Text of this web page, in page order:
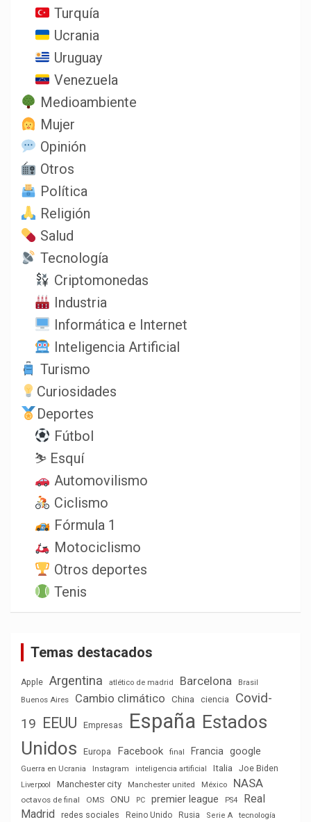
Turquía
Ucrania
Uruguay
Venezuela
Medioambiente
Mujer
Opinión
Otros
Política
Religión
Salud
Tecnología
Criptomonedas
Industria
Informática e Internet
Inteligencia Artificial
Turismo
Curiosidades
Deportes
Fútbol
⛷️ Esquí
Automovilismo
Ciclismo
Fórmula 1
Motociclismo
Otros deportes
Tenis
Temas destacados
Apple Argentina atlético de madrid Barcelona
Brasil
Buenos Aires
Cambio climático China ciencia
Covid-
19
EEUU Empresas España Estados
Unidos
Europa Facebook final Francia google
Guerra en Ucrania Instagram inteligencia artificial Italia Joe Biden
Liverpool Manchester city Manchester united México NASA
octavos de final OMS ONU PC premier league PS4
Real
Madrid
redes sociales Reino Unido Rusia Serie A
tecnología